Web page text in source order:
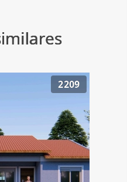
2209